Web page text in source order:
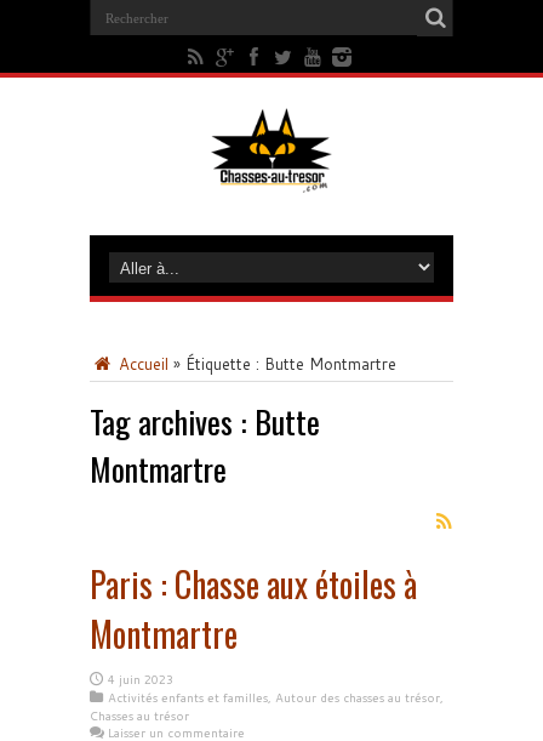
Accueil » Étiquette : Butte Montmartre
Tag archives : Butte
Montmartre
Paris : Chasse aux étoiles à
Montmartre
4 juin 2023
Activités enfants et familles, Autour des chasses au trésor,
Chasses au trésor
Laisser un commentaire